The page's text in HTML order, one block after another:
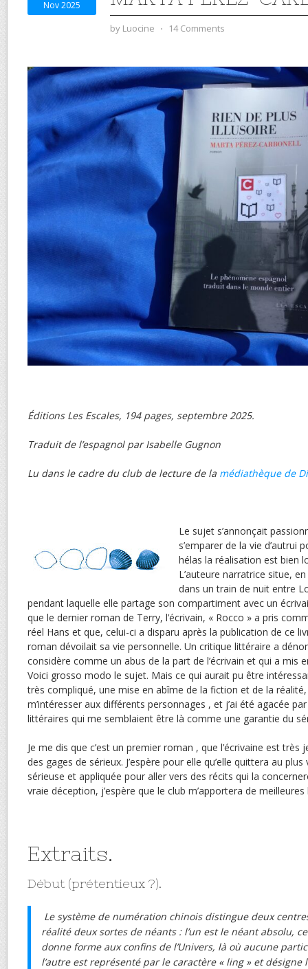
Nov 2025
by Luocine ⋅ 14 Comments
Éditions Les Escales, 194 pages, septembre 2025.
Traduit de l’espagnol par Isabelle Gugnon
Lu dans le cadre du club de lecture de la médiathèque de
Le sujet s’annonçait
s’emparer de la vie d’autrui
hélas la réalisation est bien
L’auteure narratrice situe,
dans un train de nuit entre
pendant laquelle elle partage son compartiment avec un
que le dernier roman de Terry, l’écrivain, « Rocco » a pris
réel Hans et que, celui-ci a disparu après la publication de ce
roman dévoilait sa vie personnelle. Un critique littéraire a
considère comme un abus de la part de l’écrivain et qui a mis
Voici grosso modo le sujet. Mais ce qui aurait pu être
très compliqué, une mise en abîme de la fiction et de la
m’intéresser aux différents personnages , et j’ai été agacée
littéraires qui me semblaient être là comme une garantie du
Je me dis que c’est un premier roman , que l’écrivaine est très
des gages de sérieux. J’espère pour elle qu’elle quittera au
sérieuse et appliquée pour aller vers des récits qui la
vraie déception, j’espère que le club m’apportera de
Extraits.
Début (prétentieux ?).
Le système de numération chinois distingue deux
réalité deux sortes de néants : l’un est le néant absolu,
donne forme aux confins de l’Univers, là où aucune
l’autre est représenté par le caractère « ling » et